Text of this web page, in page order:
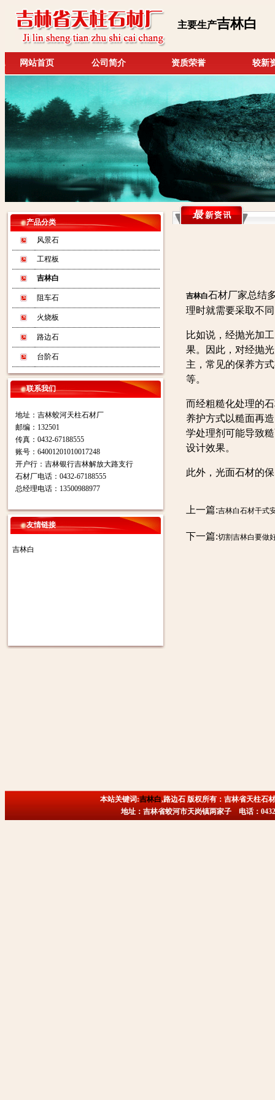
主要生产吉林白
网站首页 公司简介 资质荣誉 较新
产品分类
风景石
工程板
吉林白
阻车石
火烧板
路边石
台阶石
联系我们
地址：吉林蛟河天柱石材厂
邮编：132501
传真：0432-67188555
账号：64001201010017248
开户行：吉林银行吉林解放大路支行
石材厂电话：0432-67188555
总经理电话：13500988977
友情链接
吉林白
吉林白石材厂家总结
理时就需要采取不
比如说，经抛光加
果。因此，对经抛
主，常见的保养方
等。
而经粗糙化处理的
养护方式以糙面再
学处理剂可能导致
设计效果。
此外，光面石材的
上一篇:吉林白石材干式
下一篇:切割吉林白要做
本站关键词:吉林白,路边石 版权所有：吉林省天柱石
地址：吉林省蛟河市天岗镇两家子 电话：